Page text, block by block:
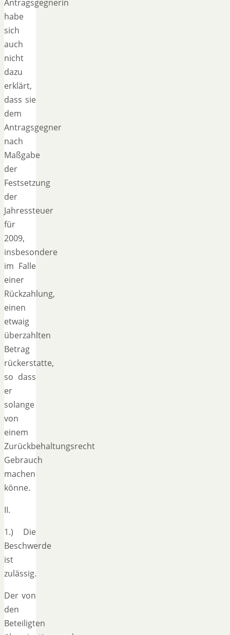
Antragsgegnerin
habe
sich
auch
nicht
dazu
erklärt,
dass sie
dem
Antragsgegner
nach
Maßgabe
der
Festsetzung
der
Jahressteuer
für
2009,
insbesondere
im Falle
einer
Rückzahlung,
einen
etwaig
überzahlten
Betrag
rückerstatte,
so dass
er
solange
von
einem
Zurückbehaltungsrecht
Gebrauch
machen
könne.
II.
1.) Die
Beschwerde
ist
zulässig.
Der von
den
Beteiligten